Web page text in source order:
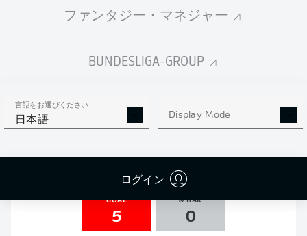
ファンタジー・マネジャー
BUNDESLIGA-GROUP
言語をお選びください
日本語 Display Mode
ログイン
統計 シーズン 2022/2023
GOALS PENALTIES
GOAL
5
& BAR
0